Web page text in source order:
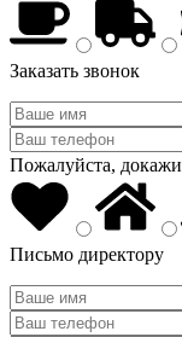
Заказать звонок
Пожалуйста,
Письмо директору